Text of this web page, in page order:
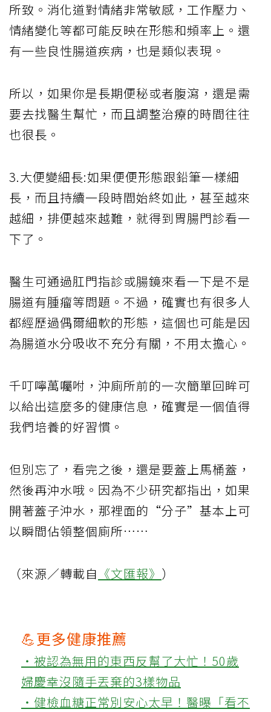
所致。消化道對情緒非常敏感，工作壓力、
情緒變化等都可能反映在形態和頻率上。還
有一些良性腸道疾病，也是類似表現。
所以，如果你是長期便秘或者腹瀉，還是需
要去找醫生幫忙，而且調整治療的時間往往
也很長。
3.大便變細長:如果便便形態跟鉛筆一樣細
長，而且持續一段時間始終如此，甚至越來
越細，排便越來越難，就得到胃腸門診看一
下了。
醫生可通過肛門指診或腸鏡來看一下是不是
腸道有腫瘤等問題。不過，確實也有很多人
都經歷過偶爾細軟的形態，這個也可能是因
為腸道水分吸收不充分有關，不用太擔心。
千叮嚀萬囑咐，沖廁所前的一次簡單回眸可
以給出這麼多的健康信息，確實是一個值得
我們培養的好習慣。
但別忘了，看完之後，還是要蓋上馬桶蓋，
然後再沖水哦。因為不少研究都指出，如果
開著蓋子沖水，那裡面的“分子”基本上可
以瞬間佔領整個廁所……
（來源／轉載自 《文匯報》 ）
💪更多健康推薦
‧被認為無用的東西反幫了大忙！50歲
婦慶幸沒隨手丟棄的3樣物品
‧健檢血糖正常別安心太早！醫曝「看不